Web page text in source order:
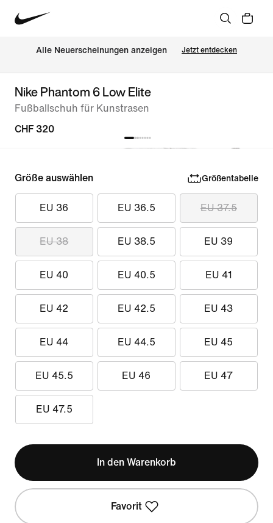
Alle Neuerscheinungen anzeigen Jetzt entdecken
Nike Phantom 6 Low Elite
Fußballschuh für Kunstrasen
CHF 320
Größe auswählen Größentabelle
EU 36 EU 36.5 EU 37.5
EU 38 EU 38.5 EU 39
EU 40 EU 40.5 EU 41
EU 42 EU 42.5 EU 43
EU 44 EU 44.5 EU 45
EU 45.5 EU 46 EU 47
EU 47.5
In den Warenkorb
Favorit